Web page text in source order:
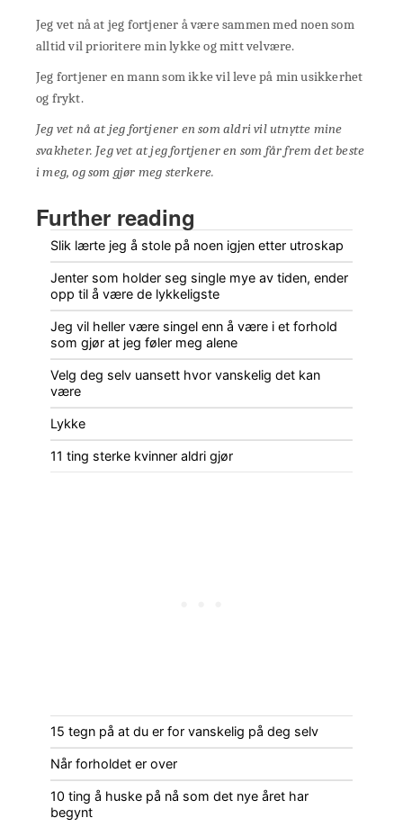
Jeg vet nå at jeg fortjener å være sammen med noen som
alltid vil prioritere min lykke og mitt velvære.
Jeg fortjener en mann som ikke vil leve på min usikkerhet
og frykt.
Jeg vet nå at jeg fortjener en som aldri vil utnytte mine
svakheter. Jeg vet at jeg fortjener en som får frem det beste
i meg, og som gjør meg sterkere.
Further reading
Slik lærte jeg å stole på noen igjen etter utroskap
Jenter som holder seg single mye av tiden, ender
opp til å være de lykkeligste
Jeg vil heller være singel enn å være i et forhold
som gjør at jeg føler meg alene
Velg deg selv uansett hvor vanskelig det kan
være
Lykke
11 ting sterke kvinner aldri gjør
15 tegn på at du er for vanskelig på deg selv
Når forholdet er over
10 ting å huske på nå som det nye året har
begynt